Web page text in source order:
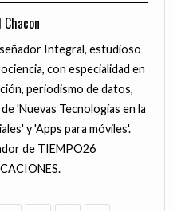
Integral, estudioso
con especialidad en
periodismo de datos,
'Nuevas Tecnologías en la
y 'Apps para móviles'.
de TIEMPO26